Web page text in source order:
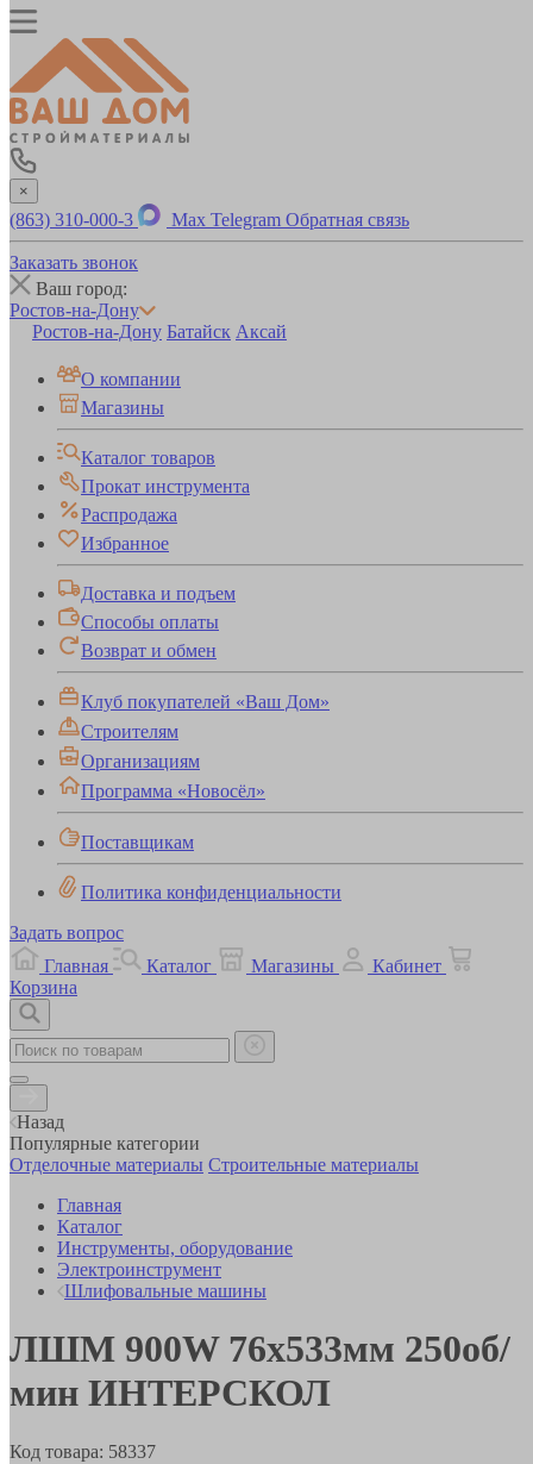
×
(863) 310-000-3 Max Telegram Обратная связь
Заказать звонок
Ваш город:
Ростов-на-Дону
Ростов-на-Дону Батайск Аксай
О компании
Магазины
Каталог товаров
Прокат инструмента
Распродажа
Избранное
Доставка и подъем
Способы оплаты
Возврат и обмен
Клуб покупателей «Ваш Дом»
Строителям
Организациям
Программа «Новосёл»
Поставщикам
Политика конфиденциальности
Задать вопрос
Главная
Каталог Магазины
Кабинет
Корзина
Назад
Популярные категории
Отделочные материалы Строительные материалы
Главная
Каталог
Инструменты, оборудование
Электроинструмент
Шлифовальные машины
ЛШМ 900W 76х533мм 250об/
мин ИНТЕРСКОЛ
Код товара: 58337